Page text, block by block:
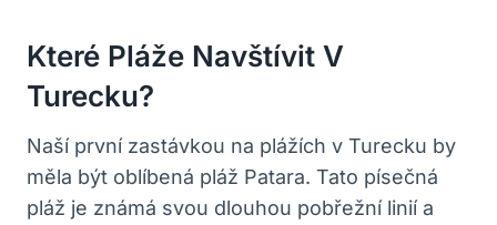
Které⁤ Pláže Navštívit⁣ V
Turecku?
Naší‍ první zastávkou na plážích ​v Turecku by
měla být⁢ oblíbená pláž Patara.‍ Tato písečná
⁤pláž ‌je známá svou ⁤dlouhou pobřežní linií a